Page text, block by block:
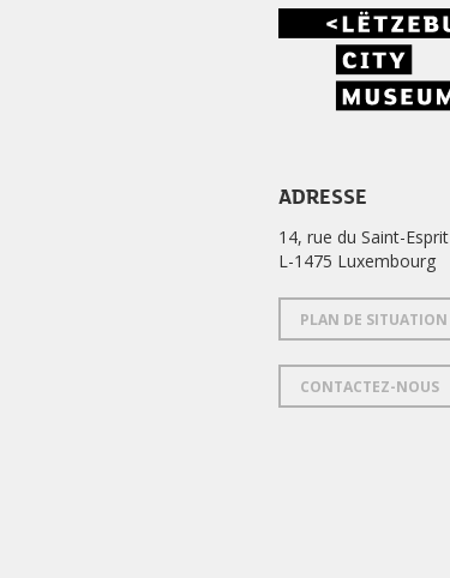
ADRESSE
14, rue du Saint-Esprit
L-1475 Luxembourg
PLAN DE SITUATION
CONTACTEZ-NOUS